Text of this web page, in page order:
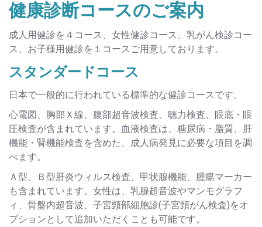
健康診断コースのご案内
成人用健診を４コース、女性健診コース、乳がん検診コー
ス、お子様用健診を１コースご用意しております。
スタンダードコース
日本で一般的に行われている標準的な健診コースです。
心電図、胸部Ｘ線、腹部超音波検査、聴力検査、眼底・眼
圧検査が含まれています。血液検査は、糖尿病・脂質、肝
機能・腎機能検査を含めた、成人病発見に必要な項目を調
べます。
Ａ型、Ｂ型肝炎ウィルス検査、甲状腺機能、腫瘍マーカー
も含まれています。女性は、乳腺超音波やマンモグラフ
ィ、骨盤内超音波、子宮頸部細胞診(子宮頸がん検査)をオ
プションとして追加いただくことも可能です。